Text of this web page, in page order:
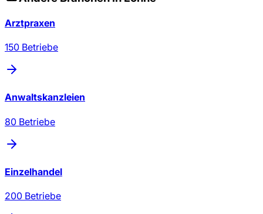
Arztpraxen
150 Betriebe
Anwaltskanzleien
80 Betriebe
Einzelhandel
200 Betriebe